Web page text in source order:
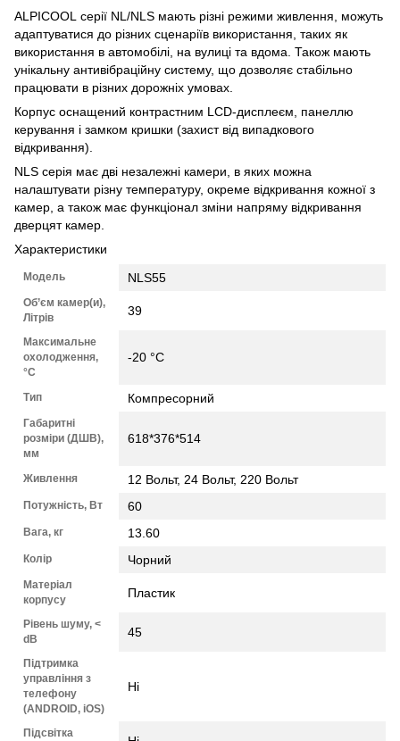
ALPICOOL серії NL/NLS мають різні режими живлення, можуть
адаптуватися до різних сценаріїв використання, таких як
використання в автомобілі, на вулиці та вдома. Також мають
унікальну антивібраційну систему, що дозволяє стабільно
працювати в різних дорожніх умовах.
Корпус оснащений контрастним LCD-дисплеєм, панеллю
керування і замком кришки (захист від випадкового
відкривання).
NLS серія має дві незалежні камери, в яких можна
налаштувати різну температуру, окреме відкривання кожної з
камер, а також має функціонал зміни напряму відкривання
дверцят камер.
Характеристики
Модель NLS55
Об’єм камер(и),
Літрів
39
Максимальне
охолодження,
°C
-20 °C
Тип Компресорний
Габаритні
розміри (ДШВ),
мм
618*376*514
Живлення 12 Вольт, 24 Вольт, 220 Вольт
Потужність, Вт 60
Вага, кг 13.60
Колір Чорний
Матеріал
корпусу
Пластик
Рівень шуму, <
dB
45
Підтримка
управління з
телефону
(ANDROID, iOS)
Ні
Підсвітка